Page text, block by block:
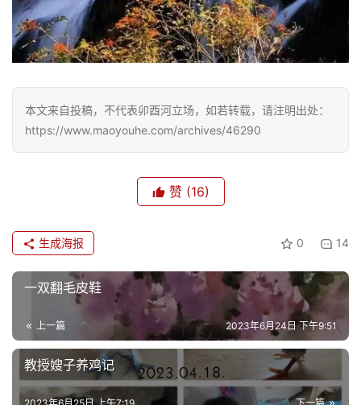
页
文
化
生
本文来自投稿，不代表卯酉河立场，如若转载，请注明出处：
https://www.maoyouhe.com/archives/46290
赞 (16)
0 14
生成海报
一双翻毛皮鞋
上一篇 2023年6月24日 下午9:51
教授嫂子养鸡记